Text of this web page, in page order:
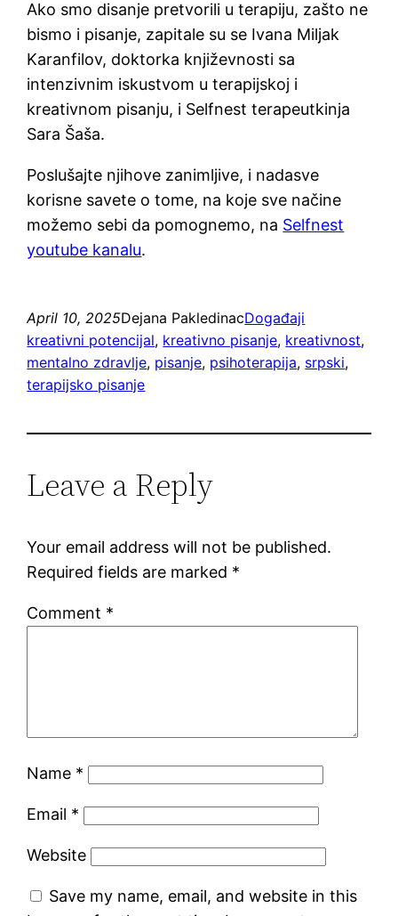
Ako smo disanje pretvorili u terapiju, zašto ne
bismo i pisanje, zapitale su se Ivana Miljak
Karanfilov, doktorka književnosti sa
intenzivnim iskustvom u terapijskoj i
kreativnom pisanju, i Selfnest terapeutkinja
Sara Šaša.
Poslušajte njihove zanimljive, i nadasve
korisne savete o tome, na koje sve načine
možemo sebi da pomognemo, na Selfnest
youtube kanalu.
April 10, 2025Dejana PakledinacDogađaji
kreativni potencijal, kreativno pisanje, kreativnost
mentalno zdravlje, pisanje, psihoterapija, srpski
terapijsko pisanje
Leave a Reply
Your email address will not be published.
Required fields are marked *
Comment *
Name *
Email *
Website
Save my name, email, and website in this